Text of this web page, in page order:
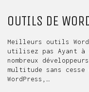
OUTILS DE
Meilleurs outils
utilisez pas Ayant à
nombreux
multitude sans
WordPress,…